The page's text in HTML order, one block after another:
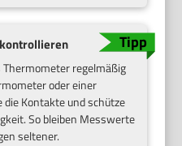
regelmäßig
oder einer
Kontakte und schütze
So bleiben Messwerte
seltener.